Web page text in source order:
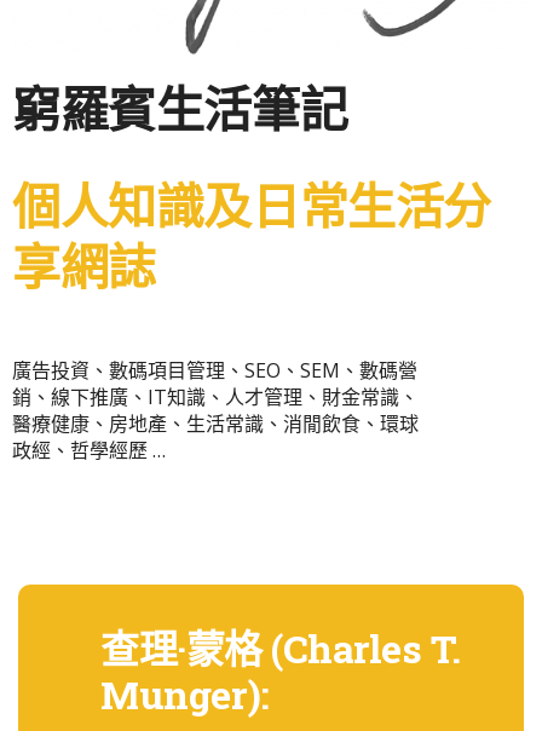
窮羅賓生活筆記
個人知識及日常生活分
享網誌
廣告投資、數碼項目管理、SEO、SEM、數碼營
銷、線下推廣、IT知識、人才管理、財金常識、
醫療健康、房地產、生活常識、消閒飲食、環球
政經、哲學經歷 …
查理·蒙格 (Charles T.
Munger):